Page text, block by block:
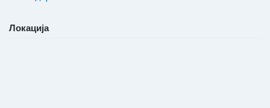
Локација